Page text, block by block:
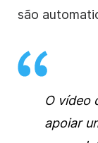
são
O vídeo
apoiar